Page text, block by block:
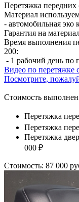
Перетяжка
Материал
- автомобильная эко
Гарантия на
Время выполнения
200:
- 1 рабочий день по
Видео по перетяжке
Посмотрите,
Стоимость
Перетяжка
Перетяжка
Перетяжка
000 ₽
Стоимость: 87 000